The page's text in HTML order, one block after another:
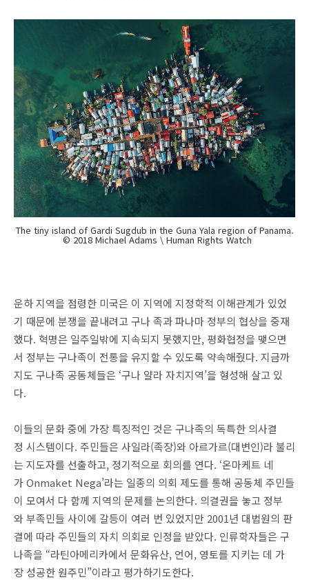
The tiny island of Gardi Sugdub in the Guna Yala region of Panama.
© 2018 Michael Adams \ Human Rights Watch
운하 지역을 점령한 미국은 이 지역에 지정학적 이해관계가 있었
기 때문에 분쟁을 끝내려고 구나 족과 파나마 정부의 협상을 중재
했다. 혁명은 일주일밖에 지속되지 못했지만, 평화협정을 맺으면
서 정부는 구나족이 전통을 유지할 수 있도록 약속해줬다. 지금까
지도 구나족 공동체들은 ‘구나 얄라 자치지역’을 형성해 살고 있
다.
이들의 문화 중에 가장 특징적인 것은 구나족의 독특한 의사결
정 시스템이다. 주민들은 사일라(족장)와 아르가르(대변인)라 불리
는 지도자를 선출하고, 정기적으로 회의를 연다. ‘온마케트 네
가 Onmaket Nega’라는 일종의 의회 제도를 통해 공동체 주민들
이 모여서 다 함께 지역의 문제를 논의한다. 의결권을 놓고 정부
와 부족민들 사이에 갈등이 여러 번 있었지만 2001년 대법원의 판
결에 따라 주민들의 자치 의회로 인정을 받았다. 인류학자들은 구
나족을 “라틴아메리카에서 문화유산, 언어, 영토를 지키는 데 가
장 성공한 원주민”이라고 평가하기도한다.